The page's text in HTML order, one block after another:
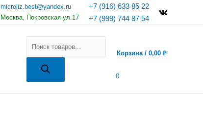
microliz.best@yandex.ru
Москва, Покровская ул.17
+7 (916) 633 85 22
+7 (999) 744 87 54
Корзина/ 0,00 ₽
0